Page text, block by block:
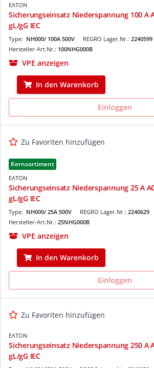
EATON
Sicherungseinsatz Niederspannung 100 A
gL/gG IEC
REGRO Lager.Nr.: 2240599
Type: NH000/ 100A 500V
Hersteller-Art.Nr.: 100NHG000B
VPE anzeigen
In den Warenkorb
Einloggen
Zu Favoriten hinzufügen
Kernsortiment
EATON
Sicherungseinsatz Niederspannung 25 A
gL/gG IEC
REGRO Lager.Nr.: 2240629
Type: NH000/ 25A 500V
Hersteller-Art.Nr.: 25NHG000B
VPE anzeigen
In den Warenkorb
Einloggen
Zu Favoriten hinzufügen
EATON
Sicherungseinsatz Niederspannung 250 A
gL/gG IEC